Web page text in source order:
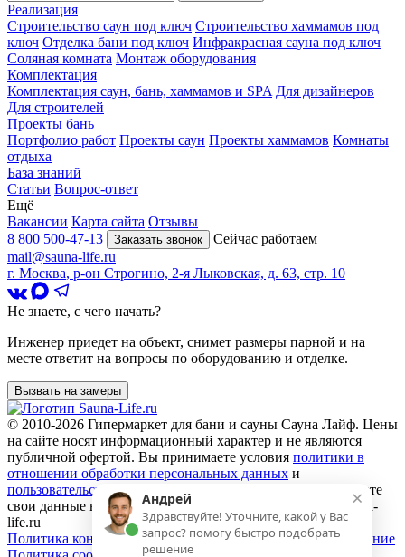
Реализация
Строительство саун под ключ Строительство хаммамов под
ключ Отделка бани под ключ Инфракрасная сауна под ключ
Соляная комната Монтаж оборудования
Комплектация
Комплектация саун, бань, хаммамов и SPA Для дизайнеров
Для строителей
Проекты бань
Портфолио работ Проекты саун Проекты хаммамов Комнаты
отдыха
База знаний
Статьи Вопрос-ответ
Ещё
Вакансии Карта сайта Отзывы
8 800 500-47-13
Заказать звонок
Сейчас работаем
mail@sauna-life.ru
г. Москва, р-он Строгино, 2-я Лыковская, д. 63, стр. 10
Не знаете, с чего начать?
Инженер приедет на объект, снимет размеры парной и на
месте ответит на вопросы по оборудованию и отделке.
Вызвать на замеры
© 2010-2026 Гипермаркет для бани и сауны Сауна Лайф. Цены
на сайте носят информационный характер и не являются
публичной офертой. Вы принимаете условия политики в
отношении обработки персональных данных и
пользовательского соглашения
каждый раз, когда оставляете
свои данные в любой форме обратной связи на сайте sauna-
life.ru
Политика конфиденциальности Пользовательское соглашение
×
Андрей
Здравствуйте! Уточните, какой у Вас
запрос? помогу быстро подобрать
решение